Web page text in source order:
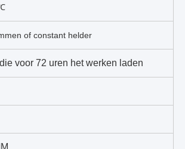
of constant helder
voor 72 uren het werken laden